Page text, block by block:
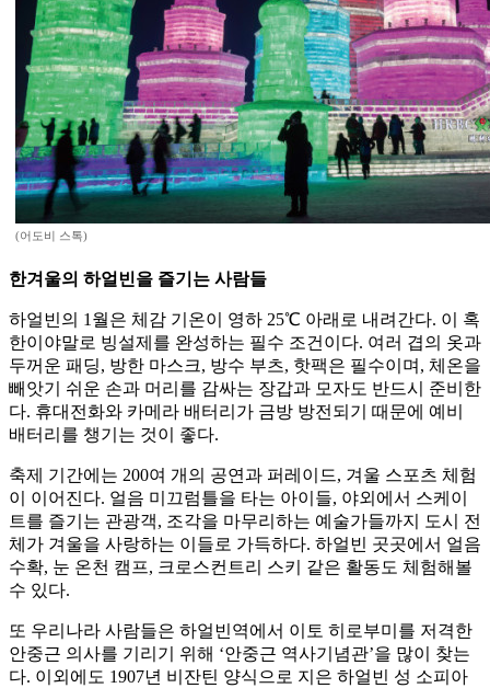
(어도비 스톡)
한겨울의 하얼빈을 즐기는 사람들
하얼빈의 1월은 체감 기온이 영하 25℃ 아래로 내려간다. 이 혹
한이야말로 빙설제를 완성하는 필수 조건이다. 여러 겹의 옷과
두꺼운 패딩, 방한 마스크, 방수 부츠, 핫팩은 필수이며, 체온을
빼앗기 쉬운 손과 머리를 감싸는 장갑과 모자도 반드시 준비한
다. 휴대전화와 카메라 배터리가 금방 방전되기 때문에 예비
배터리를 챙기는 것이 좋다.
축제 기간에는 200여 개의 공연과 퍼레이드, 겨울 스포츠 체험
이 이어진다. 얼음 미끄럼틀을 타는 아이들, 야외에서 스케이
트를 즐기는 관광객, 조각을 마무리하는 예술가들까지 도시 전
체가 겨울을 사랑하는 이들로 가득하다. 하얼빈 곳곳에서 얼음
수확, 눈 온천 캠프, 크로스컨트리 스키 같은 활동도 체험해볼
수 있다.
또 우리나라 사람들은 하얼빈역에서 이토 히로부미를 저격한
안중근 의사를 기리기 위해 ‘안중근 역사기념관’을 많이 찾는
다. 이외에도 1907년 비잔틴 양식으로 지은 하얼빈 성 소피아